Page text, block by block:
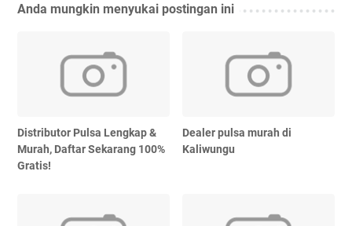
Anda mungkin menyukai postingan ini
Distributor Pulsa Lengkap &
Murah, Daftar Sekarang 100%
Gratis!
Dealer pulsa murah di
Kaliwungu